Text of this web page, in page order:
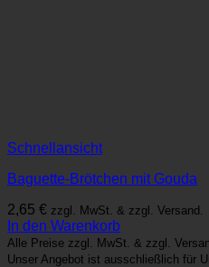
Schnellansicht
Baguette-Brötchen mit Gouda
2,65 € zzgl. MwSt. & zzgl. Versand.
In den Warenkorb
Alle Preise zzgl. MwSt. & zzgl.
Unser Angebot ist ausschließlich für